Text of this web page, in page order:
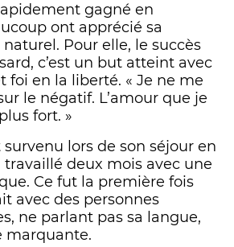
gagné en
ont apprécié sa
Pour elle, le succès
c’est un but atteint avec
foi en la liberté. « Je ne me
le négatif. L’amour que je
fort. »
lors de son séjour en
travaillé deux mois avec une
Ce fut la première fois
avec des personnes
ne parlant pas sa langue,
marquante.